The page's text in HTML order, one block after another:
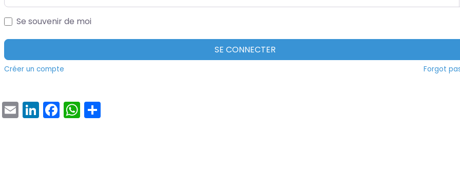
Se souvenir de moi
SE CONNECTER
Créer un compte Forgot
EmailLinkedIn
Facebook
WhatsApp